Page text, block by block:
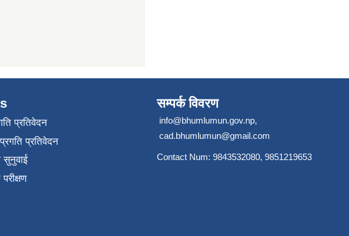
प्रतिवेदन
प्रतिवेदन
सुनुवाई
सम्पर्क विवरण
info@bhumlumun.gov.np,
cad.bhumlumun@gmail.com
Contact Num: 9843532080, 9851219653